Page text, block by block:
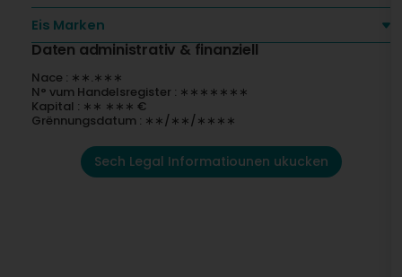
Eis Marken
Daten administrativ & finanziell
Nace : ∗∗.∗∗∗
N° vum Handelsregister : ∗∗∗∗∗∗∗
Kapital : ∗∗ ∗∗∗ €
Grënnungsdatum : ∗∗/∗∗/∗∗∗∗
Sech Legal Informatiounen ukucken